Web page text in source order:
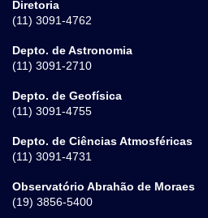
Diretoria
(11) 3091-4762
Depto. de Astronomia
(11) 3091-2710
Depto. de Geofísica
(11) 3091-4755
Depto. de Ciências Atmosféricas
(11) 3091-4731
Observatório Abrahão de Moraes
(19) 3856-5400